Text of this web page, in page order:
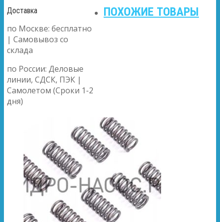
Доставка
по Москве: бесплатно
| Самовывоз со
склада
по России: Деловые
линии, СДСК, ПЭК |
Самолетом (Сроки 1-2
дня)
ПОХОЖИЕ ТОВАРЫ